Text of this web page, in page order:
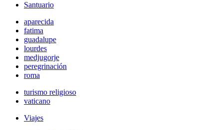
Santuario
aparecida
fatima
guadalupe
lourdes
medjugorje
peregrinación
roma
turismo religioso
vaticano
Viajes